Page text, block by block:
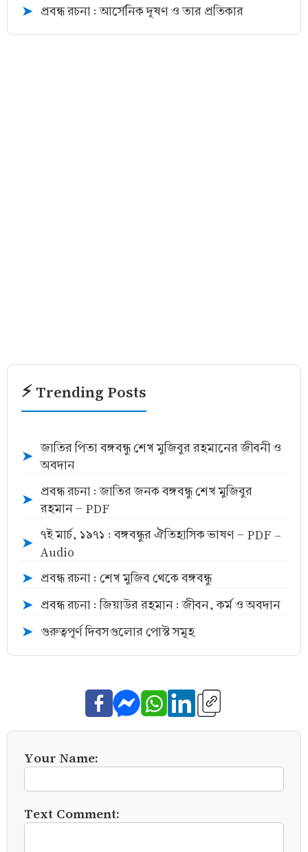
➤ প্রবন্ধ রচনা : আর্সেনিক দূষণ ও তার প্রতিকার
⚡ Trending Posts
➤
জাতির পিতা বঙ্গবন্ধু শেখ মুজিবুর রহমানের জীবনী ও
অবদান
➤
প্রবন্ধ রচনা : জাতির জনক বঙ্গবন্ধু শেখ মুজিবুর
রহমান - PDF
➤
৭ই মার্চ, ১৯৭১ : বঙ্গবন্ধুর ঐতিহাসিক ভাষণ - PDF -
Audio
➤ প্রবন্ধ রচনা : শেখ মুজিব থেকে বঙ্গবন্ধু
➤ প্রবন্ধ রচনা : জিয়াউর রহমান : জীবন, কর্ম ও অবদান
➤ গুরুত্বপূর্ণ দিবসগুলোর পোস্ট সমূহ
Your Name:
Text Comment: